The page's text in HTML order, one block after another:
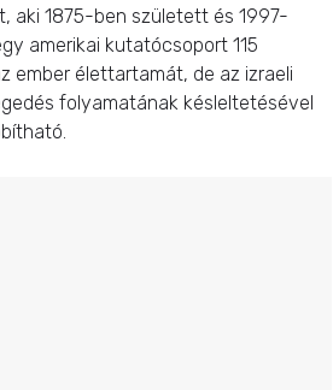
aki 1875-ben született és 1997-
amerikai kutatócsoport 115
ember élettartamát, de az izraeli
folyamatának késleltetésével